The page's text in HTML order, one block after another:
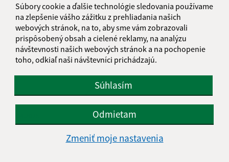
Súbory cookie a ďalšie technológie sledovania používame
na zlepšenie vášho zážitku z prehliadania našich
webových stránok, na to, aby sme vám zobrazovali
prispôsobený obsah a cielené reklamy, na analýzu
návštevnosti našich webových stránok a na pochopenie
toho, odkiaľ naši návštevníci prichádzajú.
Súhlasím
Odmietam
Zmeniť moje nastavenia